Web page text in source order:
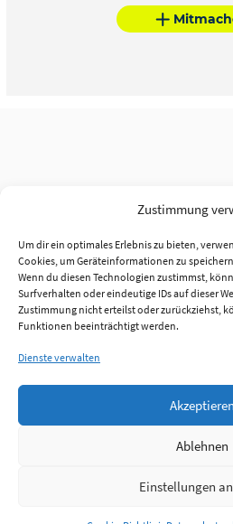
Zustimmung
Um dir ein optimales Erlebnis zu bieten,
Cookies, um Geräteinformationen zu
Wenn du diesen Technologien zustimmst,
Surfverhalten oder eindeutige IDs auf dieser
Zustimmung nicht erteilst oder zurückziehst,
Funktionen beeinträchtigt werden.
Dienste verwalten
Akzeptieren
Ablehnen
Einstellungen
Anmelden